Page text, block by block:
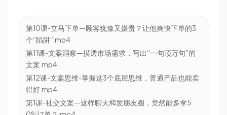
第10课-立马下单—顾客犹豫又嫌贵？让他爽快下单的3
个“陷阱”.mp4
第11课-文案洞察—摸透市场需求，写出“一句顶万句”的
文案.mp4
第12课-文案思维-掌握这3个底层思维，普通产品也能卖
得好.mp4
第1课-社交文案—这样聊天和发朋友圈，竟然能多拿5